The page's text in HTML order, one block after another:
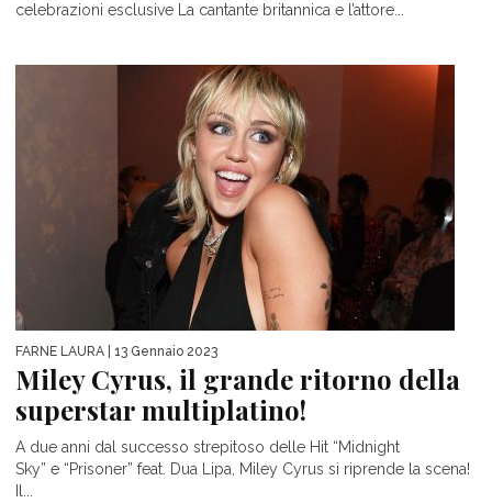
celebrazioni esclusive La cantante britannica e l’attore...
FARNE LAURA | 13 Gennaio 2023
Miley Cyrus, il grande ritorno della
superstar multiplatino!
A due anni dal successo strepitoso delle Hit “Midnight
Sky” e “Prisoner” feat. Dua Lipa, Miley Cyrus si riprende la scena!